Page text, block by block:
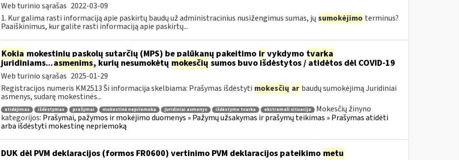
Web turinio sąrašas 2022-03-09
1. Kur galima rasti informaciją apie paskirtų baudų už administracinius nusižengimus sumas, jų sumokėjimo terminus?
Paaiškinimus, kur galite rasti informaciją apie paskirtų...
Kokia mokestinių paskolų sutarčių (MPS) be palūkanų pakeitimo irvykdymo tvarka
juridiniams...asmenims, kurių nesumokėtų mokesčių sumos buvo išdėstytos / atidėtos dėl COVID-19
Web turinio sąrašas 2025-01-29
Registracijos numeris KM2513 Ši informacija skelbiama: Prašymas išdėstyti mokesčių ar baudų sumokėjimą Juridiniai
asmenys, sudarę mokestinės...
atidėjimas išdėstymas prašymai mokestinė nepriemoka juridiniai asmenys išdėstymo tvarka ekstremali situacija
Mokesčių žinyno
kategorijos: Prašymai, pažymos ir mokėjimo duomenys » Pažymų užsakymas ir prašymų teikimas » Prašymas atidėti
arba išdėstyti mokestinę nepriemoką
DUK dėl PVM deklaracijos (formos FR0600) vertinimo PVM deklaracijos pateikimo metu